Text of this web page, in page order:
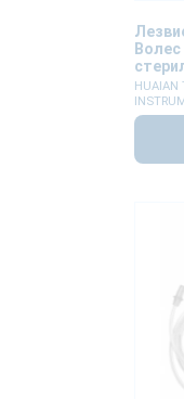
штук
HUAIAN